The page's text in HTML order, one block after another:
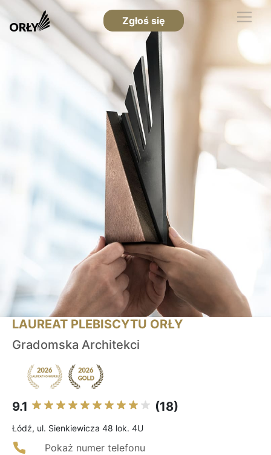
Zgłoś się
LAUREAT PLEBISCYTU ORŁY
Gradomska Architekci
9.1 (18)
Łódź, ul. Sienkiewicza 48 lok. 4U
Pokaż numer telefonu